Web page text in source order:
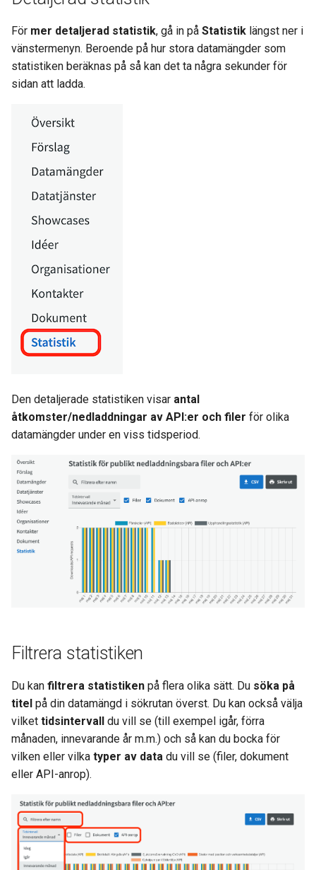
För mer detaljerad statistik, gå in på Statistik längst ner i
vänstermenyn. Beroende på hur stora datamängder som
statistiken beräknas på så kan det ta några sekunder för
sidan att ladda.
Den detaljerade statistiken visar antal
åtkomster/nedladdningar av API:er och filer för olika
datamängder under en viss tidsperiod.
Filtrera statistiken
Du kan filtrera statistiken på flera olika sätt. Du söka på
titel på din datamängd i sökrutan överst. Du kan också välja
vilket tidsintervall
du vill se (till exempel igår, förra
månaden, innevarande år m.m.) och så kan du bocka för
vilken eller vilka typer av data du vill se (filer, dokument
eller API-anrop).